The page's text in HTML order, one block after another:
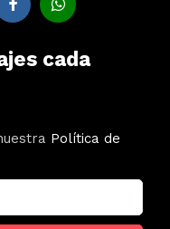
cada
Política de